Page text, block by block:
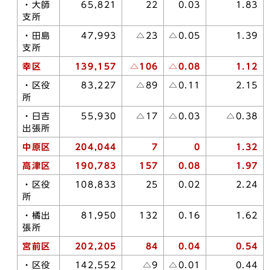
・大師
支所
65,821 22 0.03 1.83
・田島
支所
47,993 △23 △0.05 1.39
幸区 139,157 △106 △0.08 1.12
・区役
所
83,227 △89 △0.11 2.15
・日吉
出張所
55,930 △17 △0.03 △0.38
中原区 204,044 7 0 1.32
高津区 190,783 157 0.08 1.97
・区役
所
108,833 25 0.02 2.24
・橘出
張所
81,950 132 0.16 1.62
宮前区 202,205 84 0.04 0.54
・区役
142,552 △9 △0.01 0.44